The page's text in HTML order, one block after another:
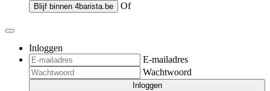
Blijf binnen 4barista.be Of
Inloggen
E-mailadres
Wachtwoord
Inloggen